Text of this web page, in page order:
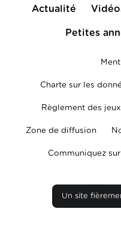
Actualité
Petites
Charte sur les
Règlement des jeux
Zone de diffusion
Communiquez
Un site